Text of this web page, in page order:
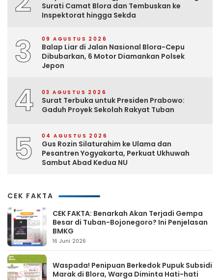
Surati Camat Blora dan Tembuskan ke
Inspektorat hingga Sekda
3 09 AGUSTUS 2026
Balap Liar di Jalan Nasional Blora-Cepu
Dibubarkan, 6 Motor Diamankan Polsek
Jepon
4 03 AGUSTUS 2026
Surat Terbuka untuk Presiden Prabowo:
Gaduh Proyek Sekolah Rakyat Tuban
5 04 AGUSTUS 2026
Gus Rozin Silaturahim ke Ulama dan
Pesantren Yogyakarta, Perkuat Ukhuwah
Sambut Abad Kedua NU
CEK FAKTA
CEK FAKTA: Benarkah Akan Terjadi Gempa
Besar di Tuban-Bojonegoro? Ini Penjelasan
BMKG
16 Juni 2026
Waspada! Penipuan Berkedok Pupuk Subsidi
Marak di Blora, Warga Diminta Hati-hati